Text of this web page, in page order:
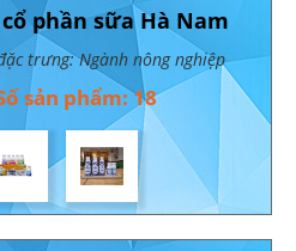
phần sữa Hà Nam
trưng: Ngành nông nghiệp
sản phẩm: 18